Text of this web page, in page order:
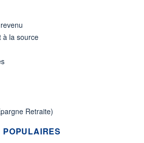
à la source
Retraite)